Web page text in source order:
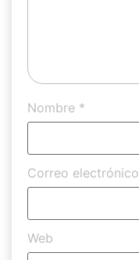
Nombre *
Correo electrónico
Web